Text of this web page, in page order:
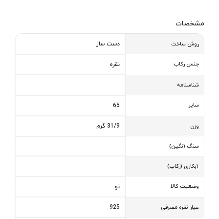
مشخصات
روش ساخت دست ساز
جنس رکاب نقره
شناسنامه
سایز 65
وزن 31/9 گرم
سنگ (نگین)
آبکاری (رکاب)
وضعیت کالا نو
عیار نقره مصرفی 925